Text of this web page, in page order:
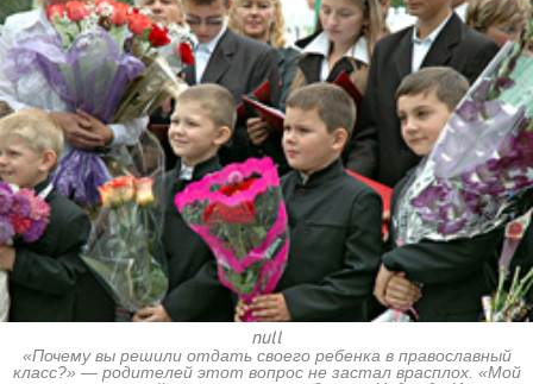
null
«Почему вы решили отдать своего ребенка в православный
класс?» — родителей этот вопрос не застал врасплох. «Мой